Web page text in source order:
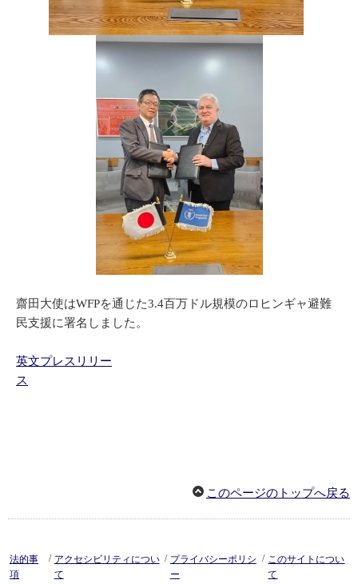
齋田大使はWFPを通じた3.4百万ドル規模のロヒンギャ避難
民支援に署名しました。
英文プレスリリー
ス
このページのトップへ戻る
法的事
項
/ アクセシビリティについ
て
/ プライバシーポリシ
ー
/ このサイトについ
て